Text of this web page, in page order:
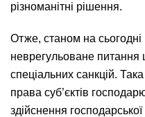
різноманітні рішення.
Отже, станом на сьогодні
неврегульоване питання
спеціальних санкцій.
права суб’єктів
здійснення